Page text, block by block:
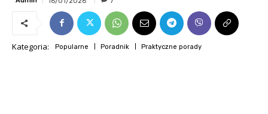
Kategoria: Popularne Poradnik Praktyczne porady